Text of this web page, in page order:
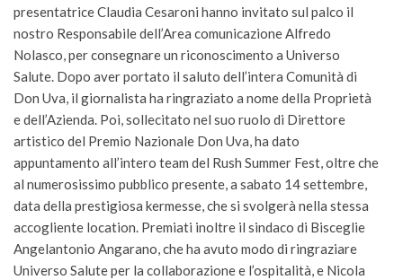
presentatrice Claudia Cesaroni hanno invitato sul palco il
nostro Responsabile dell’Area comunicazione Alfredo
Nolasco, per consegnare un riconoscimento a Universo
Salute. Dopo aver portato il saluto dell’intera Comunità di
Don Uva, il giornalista ha ringraziato a nome della Proprietà
e dell’Azienda. Poi, sollecitato nel suo ruolo di Direttore
artistico del Premio Nazionale Don Uva, ha dato
appuntamento all’intero team del Rush Summer Fest, oltre che
al numerosissimo pubblico presente, a sabato 14 settembre,
data della prestigiosa kermesse, che si svolgerà nella stessa
accogliente location. Premiati inoltre il sindaco di Bisceglie
Angelantonio Angarano, che ha avuto modo di ringraziare
Universo Salute per la collaborazione e l’ospitalità, e Nicola